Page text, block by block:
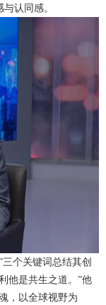
认同感。
个关键词总结其创
他是共生之道。”他
，以全球视野为